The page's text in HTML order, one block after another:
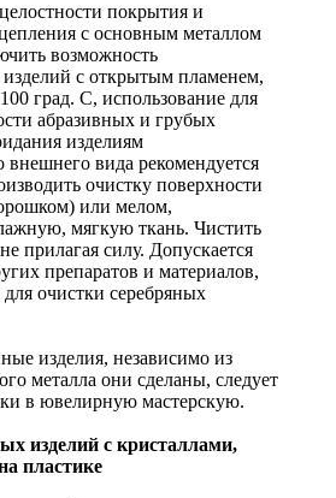
покрытия и
с основным металлом
возможность
изделий с открытым пламенем,
град. С, использование для
абразивных и грубых
изделиям
внешнего вида рекомендуется
очистку поверхности
или мелом,
мягкую ткань. Чистить
прилагая силу. Допускается
препаратов и материалов,
очистки серебряных
изделия, независимо из
металла они сделаны, следует
в ювелирную мастерскую.
изделий с кристаллами,
пластике